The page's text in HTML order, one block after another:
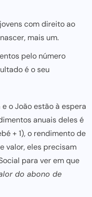
com direito ao
mais um.
pelo número
é o seu
o João estão à espera
anuais deles é
+ 1), o rendimento de
valor, eles precisam
para ver em que
do abono de